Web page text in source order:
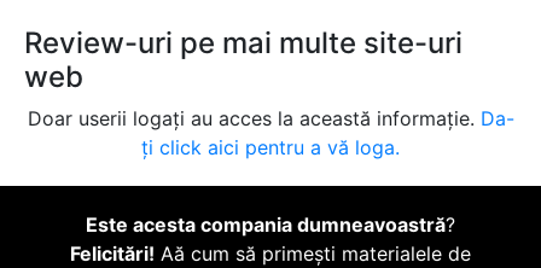
Review-uri pe mai multe site-uri
web
Doar userii logați au acces la această informație. Da-
ți click aici pentru a vă loga.
Este acesta compania dumneavoastră?
Felicitări! Aă cum să primești materialele de